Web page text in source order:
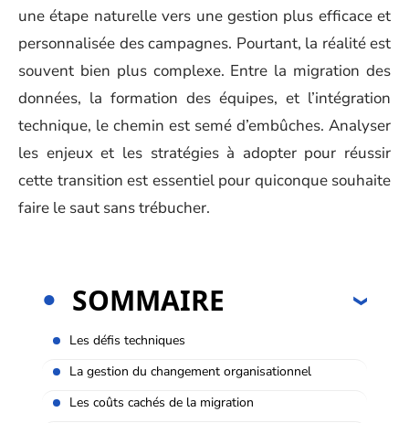
une étape naturelle vers une gestion plus efficace et
personnalisée des campagnes. Pourtant, la réalité est
souvent bien plus complexe. Entre la migration des
données, la formation des équipes, et l’intégration
technique, le chemin est semé d’embûches. Analyser
les enjeux et les stratégies à adopter pour réussir
cette transition est essentiel pour quiconque souhaite
faire le saut sans trébucher.
SOMMAIRE
Les défis techniques
La gestion du changement organisationnel
Les coûts cachés de la migration